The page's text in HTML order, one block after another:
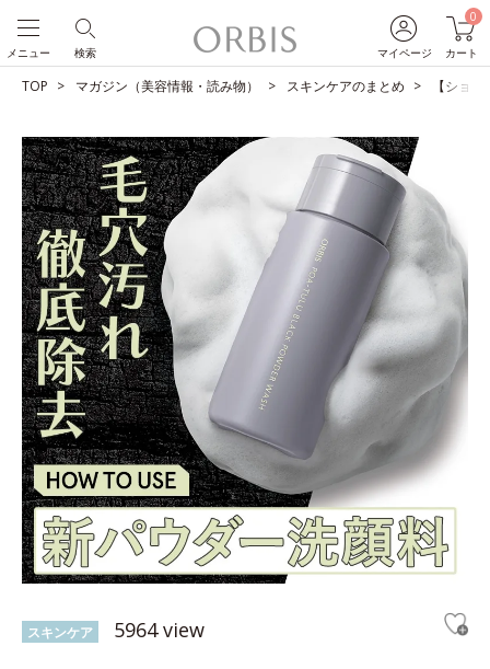
マイページ
0
カート
検索
メニュー
TOP マガジン（美容情報・読み物） スキンケアのまとめ 【ショ
スキンケア 5964 view